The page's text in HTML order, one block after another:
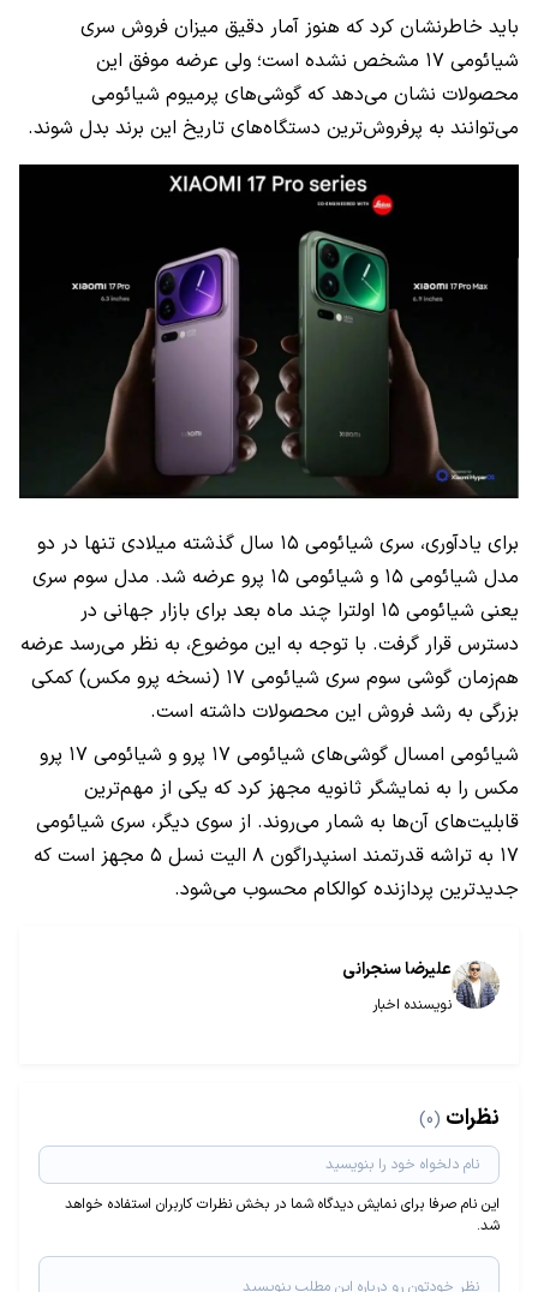
باید خاطرنشان کرد که هنوز آمار دقیق میزان فروش سری
شیائومی ۱۷ مشخص نشده است؛ ولی عرضه موفق این
محصولات نشان می‌دهد که گوشی‌های پرمیوم شیائومی
می‌توانند به پرفروش‌ترین دستگاه‌‌های تاریخ این برند بدل شوند.
برای یادآوری، سری شیائومی ۱۵ سال گذشته میلادی تنها در دو
مدل شیائومی ۱۵ و شیائومی ۱۵ پرو عرضه شد. مدل سوم سری
یعنی شیائومی ۱۵ اولترا چند ماه بعد برای بازار جهانی در
دسترس قرار گرفت. با توجه به این موضوع، به نظر می‌رسد عرضه
هم‌زمان گوشی سوم سری شیائومی ۱۷ (نسخه پرو مکس) کمکی
بزرگی به رشد فروش این محصولات داشته است.
شیائومی امسال گوشی‌های شیائومی ۱۷ پرو و شیائومی ۱۷ پرو
مکس را به نمایشگر ثانویه مجهز کرد که یکی از مهم‌ترین
قابلیت‌های آن‌ها به شمار می‌روند. از سوی دیگر، سری شیائومی
۱۷ به تراشه قدرتمند اسنپدراگون ۸ الیت نسل ۵ مجهز است که
جدیدترین پردازنده کوالکام محسوب می‌شود.
علیرضا سنجرانی
نویسنده اخبار
نظرات (0)
این نام صرفا برای نمایش دیدگاه شما در بخش نظرات کاربران استفاده خواهد
شد.